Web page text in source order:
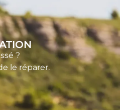
?
le réparer.